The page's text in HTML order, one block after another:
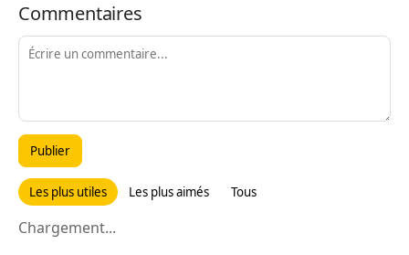
Commentaires
Publier
Les plus utiles Les plus aimés Tous
Chargement...